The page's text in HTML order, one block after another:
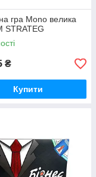
гра Mono велика
STRATEG
₴
Купити